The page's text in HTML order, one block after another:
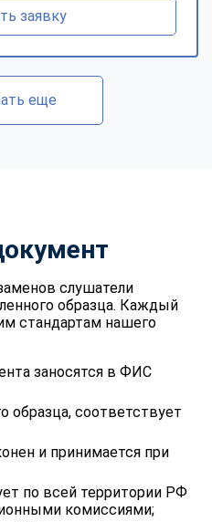
заявку
еще
слушатели
образца. Каждый
стандартам нашего
заносятся в ФИС
образца, соответствует
и принимается при
по всей территории РФ
комиссиями;